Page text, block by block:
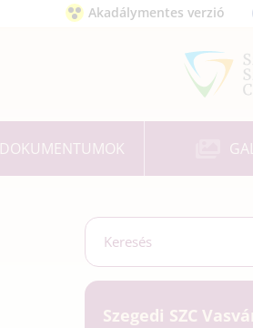
Akadálymentes verzió
DOKUMENTUMOK
Szegedi SZC